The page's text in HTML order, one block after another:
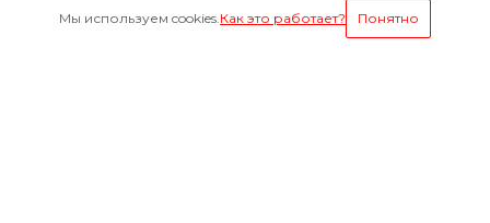
Условия оплаты
Мы используем cookies.Как это работает? Понятно